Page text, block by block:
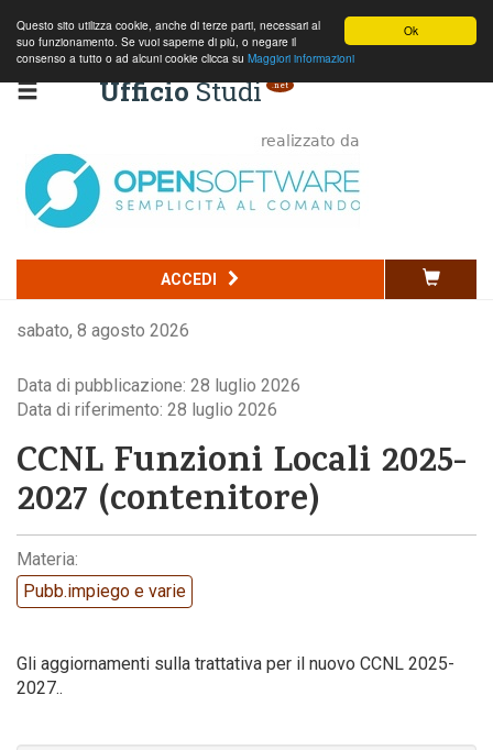
Ok
Questo sito utilizza cookie, anche di terze parti, necessari al
suo funzionamento. Se vuoi saperne di più, o negare il
consenso a tutto o ad alcuni cookie clicca su Maggiori informazioni
UfficioStudi .net
ACCEDI
sabato, 8 agosto 2026
Codice della strada
Commercio
Edilizia e ambiente
Normativa nazionale
Normativa regionale
Codice della strada
Data di pubblicazione: 28 luglio 2026
Data di riferimento: 28 luglio 2026
CCNL Funzioni Locali 2025-
2027 (contenitore)
Materia:
Pubb.impiego e varie
Gli aggiornamenti sulla trattativa per il nuovo CCNL 2025-
2027..